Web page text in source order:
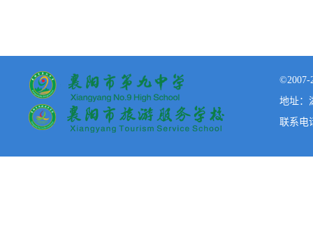
©2007-
地址：
联系电